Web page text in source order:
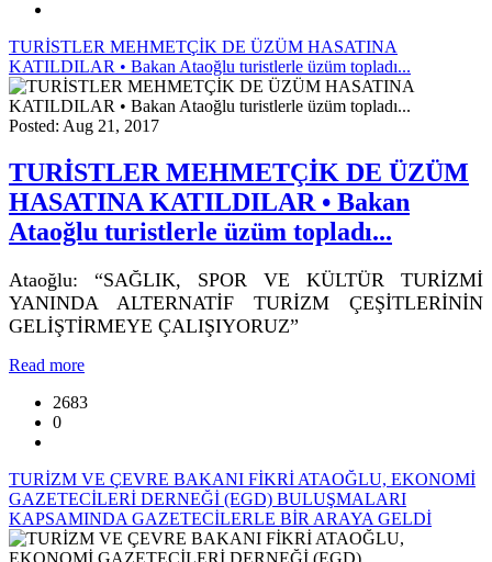
TURİSTLER MEHMETÇİK DE ÜZÜM HASATINA
KATILDILAR • Bakan Ataoğlu turistlerle üzüm topladı...
Posted: Aug 21, 2017
TURİSTLER MEHMETÇİK DE ÜZÜM
HASATINA KATILDILAR • Bakan
Ataoğlu turistlerle üzüm topladı...
Ataoğlu: “SAĞLIK, SPOR VE KÜLTÜR TURİZMİ
YANINDA ALTERNATİF TURİZM ÇEŞİTLERİNİN
GELİŞTİRMEYE ÇALIŞIYORUZ”
Read more
2683
0
TURİZM VE ÇEVRE BAKANI FİKRİ ATAOĞLU, EKONOMİ
GAZETECİLERİ DERNEĞİ (EGD) BULUŞMALARI
KAPSAMINDA GAZETECİLERLE BİR ARAYA GELDİ